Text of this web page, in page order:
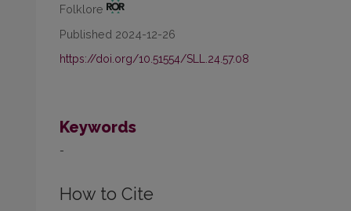
Folklore
Published 2024-12-26
https://doi.org/10.51554/SLL.24.57.08
Keywords
-
How to Cite